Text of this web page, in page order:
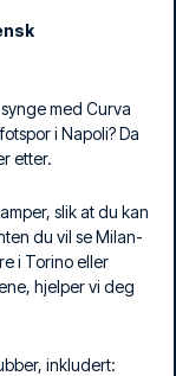
med Curva
i Napoli? Da
etter.
slik at du kan
du vil se Milan-
i Torino eller
hjelper vi deg
inkludert: